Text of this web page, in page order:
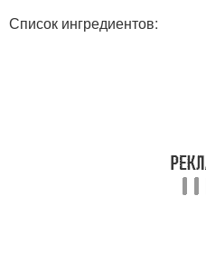
Список ингредиентов: